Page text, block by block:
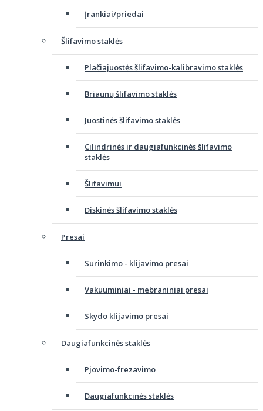
Įrankiai/priedai
Šlifavimo staklės
Plačiajuostės šlifavimo-kalibravimo staklės
Briaunų šlifavimo staklės
Juostinės šlifavimo staklės
Cilindrinės ir daugiafunkcinės šlifavimo
staklės
Šlifavimui
Diskinės šlifavimo staklės
Presai
Surinkimo - klijavimo presai
Vakuuminiai - mebraniniai presai
Skydo klijavimo presai
Daugiafunkcinės staklės
Pjovimo-frezavimo
Daugiafunkcinės staklės